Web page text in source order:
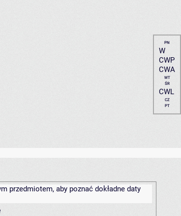
PN
W
CWP
CWA
WT
ŚR
CWL
CZ
PT
przedmiotem, aby poznać dokładne daty